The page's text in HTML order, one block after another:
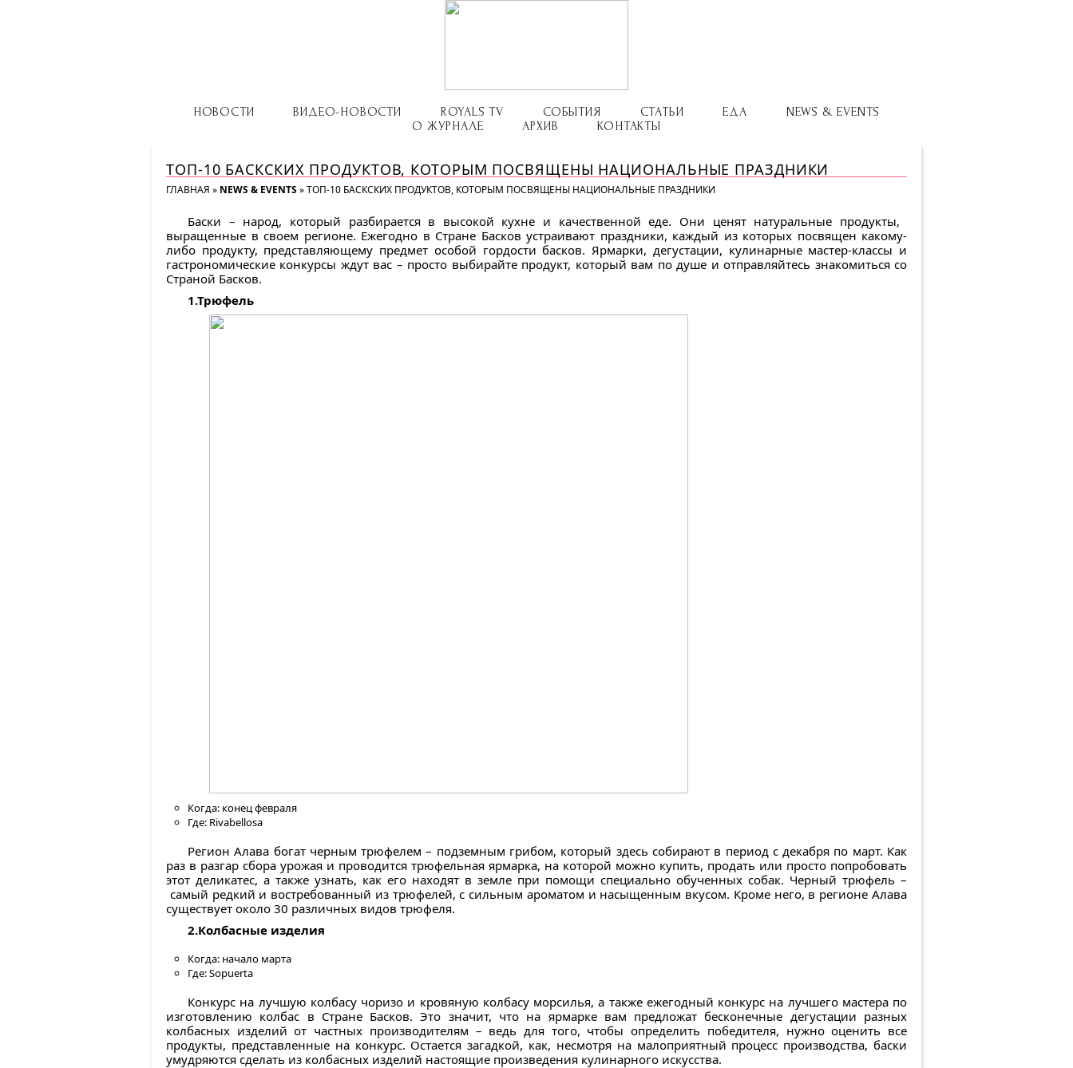
НОВОСТИ ВИДЕО-НОВОСТИ ROYALS TV СОБЫТИЯ СТАТЬИ ЕДА
NEWS & EVENTS
О ЖУРНАЛЕ
АРХИВ КОНТАКТЫ
ТОП-10 БАСКСКИХ ПРОДУКТОВ, КОТОРЫМ ПОСВЯЩЕНЫ НАЦИОНАЛЬНЫЕ ПРАЗДНИКИ
ГЛАВНАЯ » NEWS & EVENTS »ТОП-10 БАСКСКИХ ПРОДУКТОВ, КОТОРЫМ ПОСВЯЩЕНЫ НАЦИОНАЛЬНЫЕ ПРАЗДНИКИ
Баски – народ, который разбирается в высокой кухне и качественной еде. Они ценят натуральные продукты,
выращенные в своем регионе. Ежегодно в Стране Басков устраивают праздники, каждый из которых посвящен какому-
либо продукту, представляющему предмет особой гордости басков. Ярмарки, дегустации, кулинарные мастер-классы и
гастрономические конкурсы ждут вас – просто выбирайте продукт, который вам по душе и отправляйтесь знакомиться со
Страной Басков.
1.Трюфель
Когда: конец февраля
Где: Rivabellosa
Регион Алава богат черным трюфелем – подземным грибом, который здесь собирают в период с декабря по март. Как
раз в разгар сбора урожая и проводится трюфельная ярмарка, на которой можно купить, продать или просто попробовать
этот деликатес, а также узнать, как его находят в земле при помощи специально обученных собак. Черный трюфель –
самый редкий и востребованный из трюфелей, с сильным ароматом и насыщенным вкусом. Кроме него, в регионе Алава
существует около 30 различных видов трюфеля.
2.Колбасные изделия
Когда: начало марта
Где: Sopuerta
Конкурс на лучшую колбасу чоризо и кровяную колбасу морсилья, а также ежегодный конкурс на лучшего мастера по
изготовлению колбас в Стране Басков. Это значит, что на ярмарке вам предложат бесконечные дегустации разных
колбасных изделий от частных производителям – ведь для того, чтобы определить победителя, нужно оценить все
продукты, представленные на конкурс. Остается загадкой, как, несмотря на малоприятный процесс производства, баски
умудряются сделать из колбасных изделий настоящие произведения кулинарного искусства.